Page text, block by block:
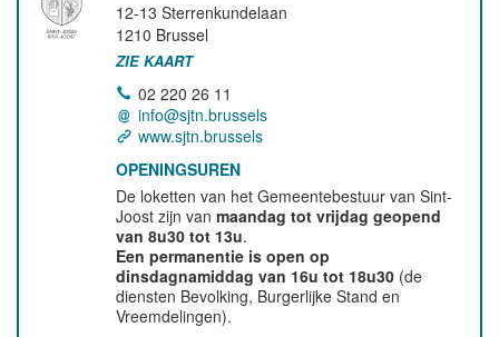
12-13 Sterrenkundelaan
1210 Brussel
ZIE KAART
02 220 26 11
info@sjtn.brussels
www.sjtn.brussels
OPENINGSUREN
De loketten van het Gemeentebestuur van Sint-
Joost zijn vanmaandag tot vrijdag geopend
van 8u30 tot 13u.
Een permanentie is open op
dinsdagnamiddag van 16u tot 18u30 (de
diensten Bevolking, Burgerlijke Stand en
Vreemdelingen).